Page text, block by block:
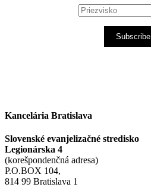
Subscribe
Kancelária Bratislava
Slovenské evanjelizačné stredisko
Legionárska 4
(korešpondenčná adresa)
P.O.BOX 104,
814 99 Bratislava 1